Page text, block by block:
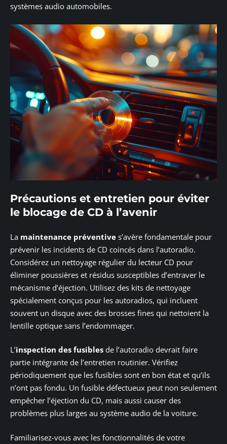
systèmes audio automobiles.
Précautions et entretien pour éviter
le blocage de CD à l’avenir
La maintenance préventive s’avère fondamentale pour
prévenir les incidents de CD coincés dans l’autoradio.
Considérez un nettoyage régulier du lecteur CD pour
éliminer poussières et résidus susceptibles d’entraver le
mécanisme d’éjection. Utilisez des kits de nettoyage
spécialement conçus pour les autoradios, qui incluent
souvent un disque avec des brosses fines qui nettoient la
lentille optique sans l’endommager.
L’inspection des fusibles de l’autoradio devrait faire
partie intégrante de l’entretien routinier. Vérifiez
périodiquement que les fusibles sont en bon état et qu’ils
n’ont pas fondu. Un fusible défectueux peut non seulement
empêcher l’éjection du CD, mais aussi causer des
problèmes plus larges au système audio de la voiture.
Familiarisez-vous avec les fonctionnalités de votre